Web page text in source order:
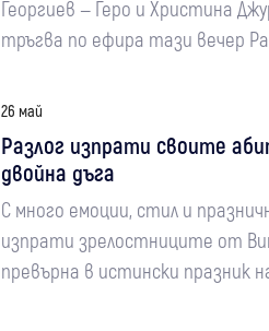
Георгиев — Геро и Христина
тръгва по ефира тази вечер
26 май
Разлог изпрати своите
двойна дъга
С много емоции, стил и
изпрати зрелостниците от
превърна в истински празник